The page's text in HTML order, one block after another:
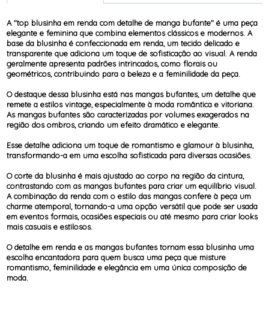
A "top blusinha em renda com detalhe de manga bufante" é uma peça
elegante e feminina que combina elementos clássicos e modernos. A
base da blusinha é confeccionada em renda, um tecido delicado e
transparente que adiciona um toque de sofisticação ao visual. A renda
geralmente apresenta padrões intrincados, como florais ou
geométricos, contribuindo para a beleza e a feminilidade da peça.
O destaque dessa blusinha está nas mangas bufantes, um detalhe que
remete a estilos vintage, especialmente à moda romântica e vitoriana.
As mangas bufantes são caracterizadas por volumes exagerados na
região dos ombros, criando um efeito dramático e elegante.
Esse detalhe adiciona um toque de romantismo e glamour à blusinha,
transformando-a em uma escolha sofisticada para diversas ocasiões.
O corte da blusinha é mais ajustado ao corpo na região da cintura,
contrastando com as mangas bufantes para criar um equilíbrio visual.
A combinação da renda com o estilo das mangas confere à peça um
charme atemporal, tornando-a uma opção versátil que pode ser usada
em eventos formais, ocasiões especiais ou até mesmo para criar looks
mais casuais e estilosos.
O detalhe em renda e as mangas bufantes tornam essa blusinha uma
escolha encantadora para quem busca uma peça que misture
romantismo, feminilidade e elegância em uma única composição de
moda.